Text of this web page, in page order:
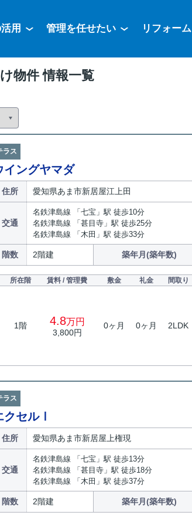
用 管理を任せたい リフォーム
物件 情報一覧
ラス
イングヤマダ
住所 愛知県あま市新居屋江上田
交通
名鉄津島線 「七宝」駅 徒歩10分
名鉄津島線 「甚目寺」駅 徒歩25分
名鉄津島線 「木田」駅 徒歩33分
階数 2階建 築年月(築年数)
所在階 賃料 / 管理費 敷金 礼金 間取り
1階 4.8万円
3,800円
0ヶ月 0ヶ月 2LDK
ラス
クセルⅠ
住所 愛知県あま市新居屋上権現
交通
名鉄津島線 「七宝」駅 徒歩13分
名鉄津島線 「甚目寺」駅 徒歩18分
名鉄津島線 「木田」駅 徒歩37分
階数 2階建 築年月(築年数)